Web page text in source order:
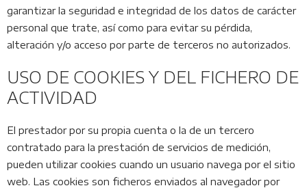
garantizar la seguridad e integridad de los datos de carácter
personal que trate, así como para evitar su pérdida,
alteración y/o acceso por parte de terceros no autorizados.
USO DE COOKIES Y DEL FICHERO DE
ACTIVIDAD
El prestador por su propia cuenta o la de un tercero
contratado para la prestación de servicios de medición,
pueden utilizar cookies cuando un usuario navega por el sitio
web. Las cookies son ficheros enviados al navegador por